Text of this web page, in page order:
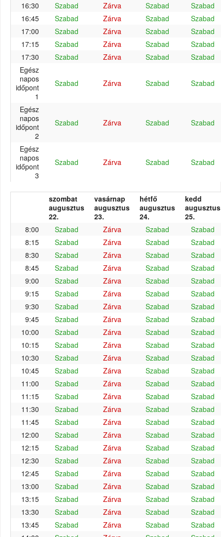
16:30 Szabad Zárva Szabad
Szabad
16:45
Szabad Zárva Szabad
Szabad
17:00
Szabad Zárva Szabad
Szabad
17:15
Szabad Zárva Szabad
Szabad
17:30
Szabad Zárva Szabad
Szabad
Egész
napos
időpont
1
Szabad Zárva Szabad Szabad
Egész
napos
időpont
2
Szabad Zárva Szabad Szabad
Egész
napos
időpont
3
Szabad Zárva Szabad Szabad
szombat
augusztus
22.
vasárnap
augusztus
23.
hétfő
augusztus
24.
kedd
augusztus
25.
8:00
Szabad Zárva Szabad
Szabad
8:15
Szabad Zárva Szabad
Szabad
8:30
Szabad Zárva Szabad
Szabad
8:45
Szabad Zárva Szabad
Szabad
9:00
Szabad Zárva Szabad
Szabad
9:15
Szabad Zárva Szabad
Szabad
9:30
Szabad Zárva Szabad
Szabad
9:45
Szabad Zárva Szabad
Szabad
10:00
Szabad Zárva Szabad
Szabad
10:15
Szabad Zárva Szabad
Szabad
10:30
Szabad Zárva Szabad
Szabad
10:45
Szabad Zárva Szabad
Szabad
11:00
Szabad Zárva Szabad
Szabad
11:15
Szabad Zárva Szabad
Szabad
11:30
Szabad Zárva Szabad
Szabad
11:45
Szabad Zárva Szabad
Szabad
12:00
Szabad Zárva Szabad
Szabad
12:15
Szabad Zárva Szabad
Szabad
12:30
Szabad Zárva Szabad
Szabad
12:45
Szabad Zárva Szabad
Szabad
13:00
Szabad Zárva Szabad
Szabad
13:15
Szabad Zárva Szabad
Szabad
13:30
Szabad Zárva Szabad
Szabad
13:45
Szabad Zárva Szabad
Szabad